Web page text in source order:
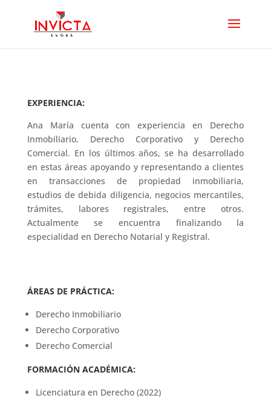
EXPERIENCIA:
Ana María cuenta con experiencia en Derecho
Inmobiliario, Derecho Corporativo y Derecho
Comercial. En los últimos años, se ha desarrollado
en estas áreas apoyando y representando a clientes
en transacciones de propiedad inmobiliaria,
estudios de debida diligencia, negocios mercantiles,
trámites, labores registrales, entre otros.
Actualmente se encuentra finalizando la
especialidad en Derecho Notarial y Registral.
ÁREAS DE PRÁCTICA:
Derecho Inmobiliario
Derecho Corporativo
Derecho Comercial
FORMACIÓN ACADÉMICA:
Licenciatura en Derecho (2022)